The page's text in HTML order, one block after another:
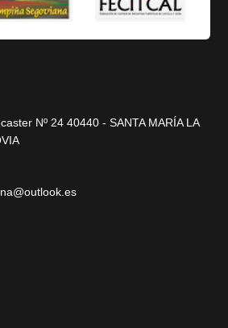
Nº 24 40440 - SANTA MARÍA LA